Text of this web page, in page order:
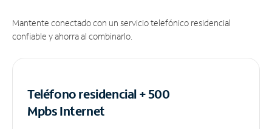
Mantente conectado con un servicio telefónico residencial
confiable y ahorra al combinarlo.
Teléfono residencial + 500
MpbsInternet